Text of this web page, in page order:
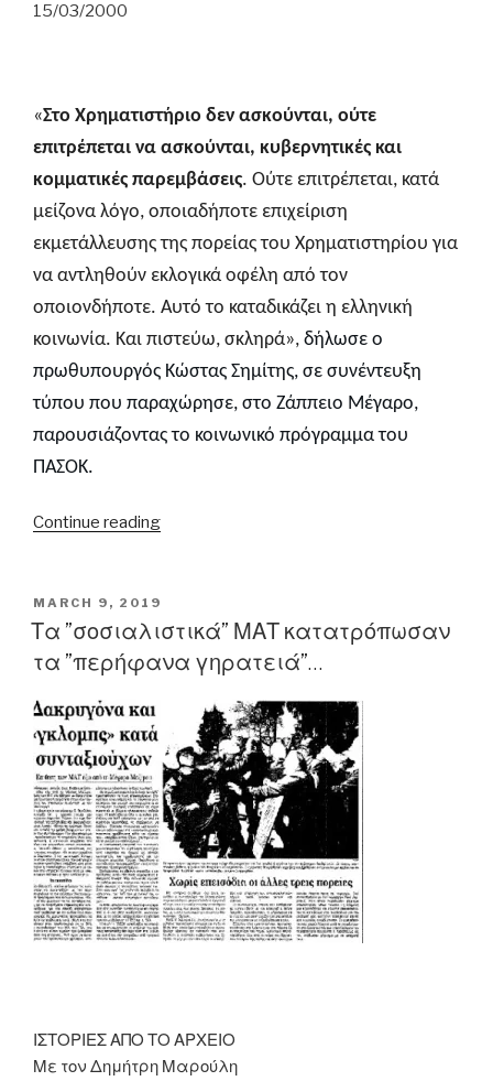
15/03/2000
«Στο Χρηματιστήριο δεν ασκούνται, ούτε
επιτρέπεται να ασκούνται, κυβερνητικές και
κομματικές παρεμβάσεις. Ούτε επιτρέπεται, κατά
μείζονα λόγο, οποιαδήποτε επιχείριση
εκμετάλλευσης της πορείας του Χρηματιστηρίου για
να αντληθούν εκλογικά οφέλη από τον
οποιονδήποτε. Αυτό το καταδικάζει η ελληνική
κοινωνία. Και πιστεύω, σκληρά», δήλωσε ο
πρωθυπουργός Κώστας Σημίτης, σε συνέντευξη
τύπου που παραχώρησε, στο Ζάππειο Μέγαρο,
παρουσιάζοντας το κοινωνικό πρόγραμμα του
ΠΑΣΟΚ.
Continue reading“Κ.
Χρηματιστήριο
έχει
θετική
σίγουρη
προοπτική»”
POSTED
ON
MARCH 9, 2019
Τα ”σοσιαλιστικά” ΜΑΤ κατατρόπωσαν
τα ”περήφανα γηρατειά”…
ΙΣΤΟΡΙΕΣ ΑΠΟ ΤΟ ΑΡΧΕΙΟ
Με τον Δημήτρη Μαρούλη